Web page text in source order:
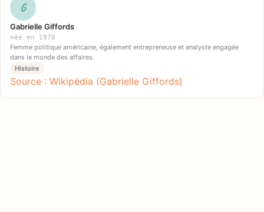
G
Gabrielle Giffords
née en 1970
Femme politique américaine, également entrepreneuse et analyste engagée
dans le monde des affaires.
Histoire
Source : Wikipédia (Gabrielle Giffords)